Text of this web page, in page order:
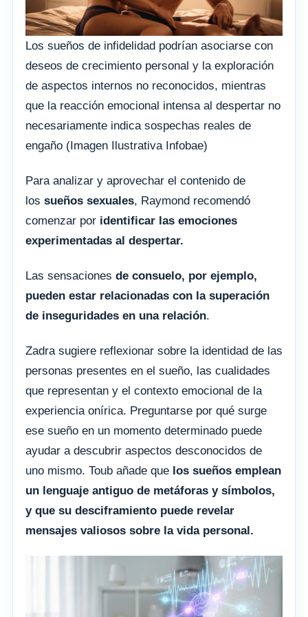
Los sueños de infidelidad podrían asociarse con
deseos de crecimiento personal y la exploración
de aspectos internos no reconocidos, mientras
que la reacción emocional intensa al despertar no
necesariamente indica sospechas reales de
engaño (Imagen Ilustrativa Infobae)
Para analizar y aprovechar el contenido de
los sueños sexuales, Raymond recomendó
comenzar por identificar las emociones
experimentadas al despertar.
Las sensaciones de consuelo, por ejemplo,
pueden estar relacionadas con la superación
de inseguridades en una relación.
Zadra sugiere reflexionar sobre la identidad de las
personas presentes en el sueño, las cualidades
que representan y el contexto emocional de la
experiencia onírica. Preguntarse por qué surge
ese sueño en un momento determinado puede
ayudar a descubrir aspectos desconocidos de
uno mismo. Toub añade que los sueños emplean
un lenguaje antiguo de metáforas y símbolos,
y que su desciframiento puede revelar
mensajes valiosos sobre la vida personal.